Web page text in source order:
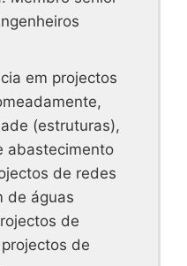
em projectos
(estruturas),
abastecimento
de redes
de águas
de
de